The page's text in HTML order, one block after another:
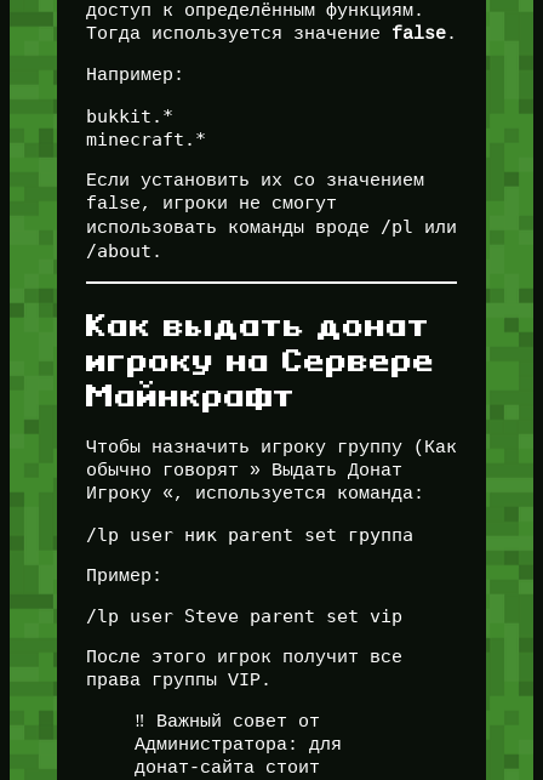
доступ к определённым функциям.
Тогда используется значение false.
Например:
bukkit.*
Если установить их со значением
false, игроки не смогут
использовать команды вроде
/pl или
/about .
Как выдать донат
игроку на Сервере
Майнкрафт
Чтобы назначить игроку группу (Как
обычно говорят » Выдать Донат
Игроку «, используется команда:
Пример:
После этого игрок получит все
права группы VIP.
‼️ Важный совет от
Администратора: для
донат-сайта стоит